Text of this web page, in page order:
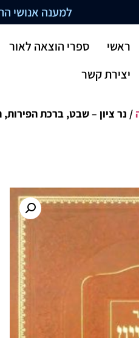
למענה אנושי התקשרו
ראשי
ספרי הוצאה לאור
יצירת קשר
/ נר ציון – שבט, ברכת הפירות,